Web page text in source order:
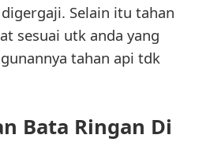
Selain itu tahan
sesuai utk anda yang
tahan api tdk
Bata Ringan Di